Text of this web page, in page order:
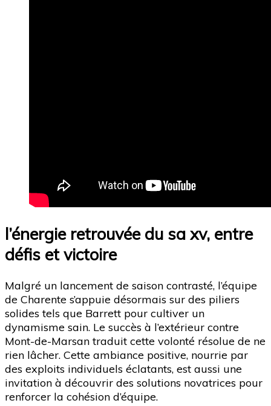
l’énergie retrouvée du sa xv, entre
défis et victoire
Malgré un lancement de saison contrasté, l’équipe
de Charente s’appuie désormais sur des piliers
solides tels que Barrett pour cultiver un
dynamisme sain. Le succès à l’extérieur contre
Mont-de-Marsan traduit cette volonté résolue de ne
rien lâcher. Cette ambiance positive, nourrie par
des exploits individuels éclatants, est aussi une
invitation à découvrir des solutions novatrices pour
renforcer la cohésion d’équipe.